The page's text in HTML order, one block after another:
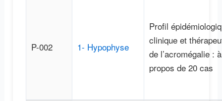
P-002 1- Hypophyse
Profil
clinique et
de l’acromégalie : à
propos de 20 cas